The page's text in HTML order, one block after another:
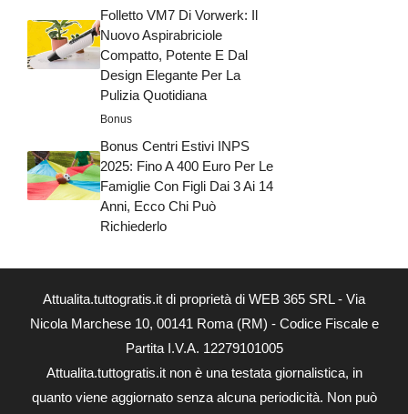
Folletto VM7 Di Vorwerk: Il
Nuovo Aspirabriciole
Compatto, Potente E Dal
Design Elegante Per La
Pulizia Quotidiana
Bonus
Bonus Centri Estivi INPS
2025: Fino A 400 Euro Per Le
Famiglie Con Figli Dai 3 Ai 14
Anni, Ecco Chi Può
Richiederlo
Attualita.tuttogratis.it di proprietà di WEB 365 SRL - Via
Nicola Marchese 10, 00141 Roma (RM) - Codice Fiscale e
Partita I.V.A. 12279101005
Attualita.tuttogratis.it non è una testata giornalistica, in
quanto viene aggiornato senza alcuna periodicità. Non può